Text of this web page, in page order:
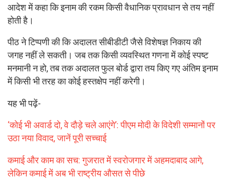
आदेश में कहा कि इनाम की रकम किसी वैधानिक प्रावधान से तय नहीं
होती है।
पीठ ने टिप्पणी की कि अदालत सीबीडीटी जैसे विशेषज्ञ निकाय की
जगह नहीं ले सकती। जब तक किसी व्यवस्थित गणना में कोई स्पष्ट
मनमानी न हो, तब तक अदालत फुल बोर्ड द्वारा तय किए गए अंतिम इनाम
में किसी भी तरह का कोई हस्तक्षेप नहीं करेगी।
यह भी पढ़ें-
‘कोई भी अवार्ड दो, वे दौड़े चले आएंगे’: पीएम मोदी के विदेशी सम्मानों पर
उठा नया विवाद, जानें पूरी सच्चाई
कमाई और काम का सच: गुजरात में स्वरोजगार में अहमदाबाद आगे,
लेकिन कमाई में अब भी राष्ट्रीय औसत से पीछे